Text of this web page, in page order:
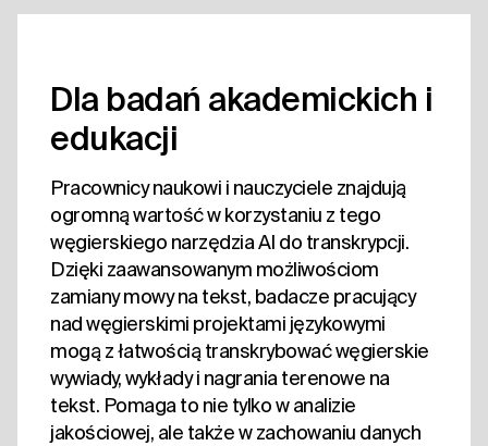
Dla badań akademickich i
edukacji
Pracownicy naukowi i nauczyciele znajdują
ogromną wartość w korzystaniu z tego
węgierskiego narzędzia AI do transkrypcji.
Dzięki zaawansowanym możliwościom
zamiany mowy na tekst, badacze pracujący
nad węgierskimi projektami językowymi
mogą z łatwością transkrybować węgierskie
wywiady, wykłady i nagrania terenowe na
tekst. Pomaga to nie tylko w analizie
jakościowej, ale także w zachowaniu danych